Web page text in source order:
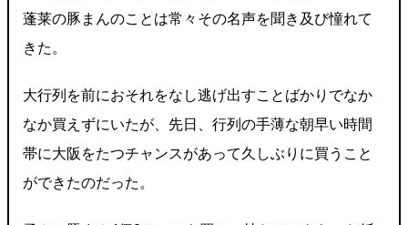
蓬莱の豚まんのことは常々その名声を聞き及び憧れて
きた。
大行列を前におそれをなし逃げ出すことばかりでなか
なか買えずにいたが、先日、行列の手薄な朝早い時間
帯に大阪をたつチャンスがあって久しぶりに買うこと
ができたのだった。